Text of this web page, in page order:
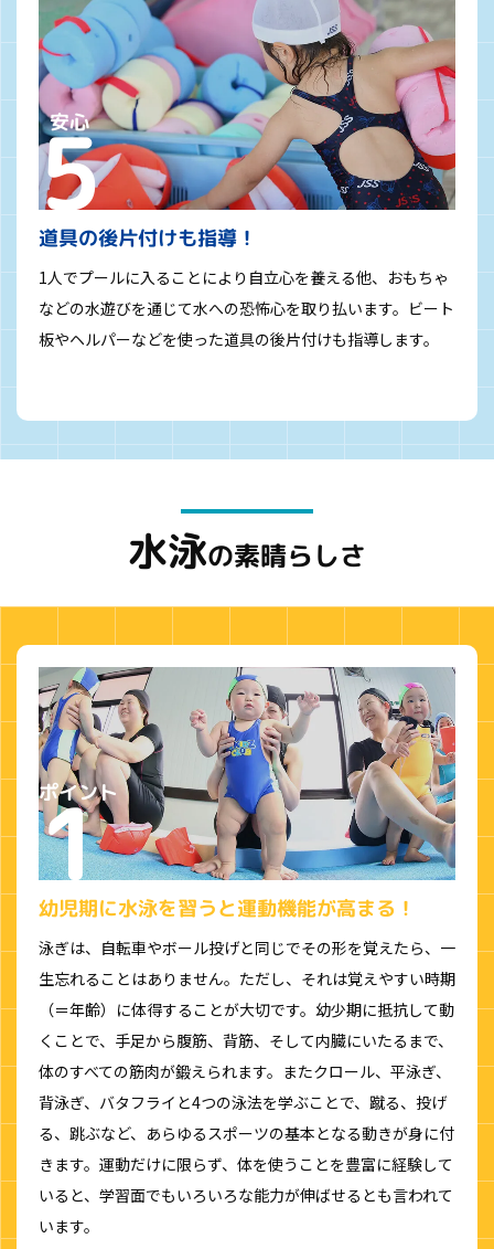
道具の後片付けも指導！
1人でプールに入ることにより自立心を養える他、おもちゃ
などの水遊びを通じて水への恐怖心を取り払います。ビート
板やヘルパーなどを使った道具の後片付けも指導します。
水泳の素晴らしさ
幼児期に水泳を習うと運動機能が高まる！
泳ぎは、自転車やボール投げと同じでその形を覚えたら、一
生忘れることはありません。ただし、それは覚えやすい時期
（＝年齢）に体得することが大切です。幼少期に抵抗して動
くことで、手足から腹筋、背筋、そして内臓にいたるまで、
体のすべての筋肉が鍛えられます。またクロール、平泳ぎ、
背泳ぎ、バタフライと4つの泳法を学ぶことで、蹴る、投げ
る、跳ぶなど、あらゆるスポーツの基本となる動きが身に付
きます。運動だけに限らず、体を使うことを豊富に経験して
いると、学習面でもいろいろな能力が伸ばせるとも言われて
います。